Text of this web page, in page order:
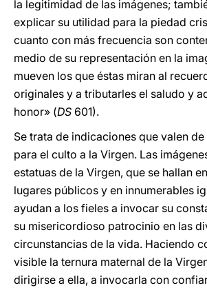
la legitimidad de las imágenes;
explicar su utilidad para la piedad
cuanto con más frecuencia son
medio de su representación en la
mueven los que éstas miran al
originales y a tributarles el saludo y
honor» (DS 601).
Se trata de indicaciones que valen
para el culto a la Virgen. Las
estatuas de la Virgen, que se hallan
lugares públicos y en innumerables
ayudan a los fieles a invocar su
su misericordioso patrocinio en las
circunstancias de la vida. Haciendo
visible la ternura maternal de la
dirigirse a ella, a invocarla con